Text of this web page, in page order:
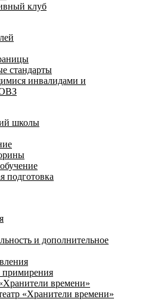
клуб
стандарты
инвалидами и
школы
подготовка
и дополнительное
примирения
времени»
«Хранители времени»